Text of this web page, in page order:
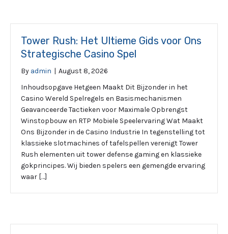
Tower Rush: Het Ultieme Gids voor Ons
Strategische Casino Spel
By admin | August 8, 2026
Inhoudsopgave Hetgeen Maakt Dit Bijzonder in het
Casino Wereld Spelregels en Basismechanismen
Geavanceerde Tactieken voor Maximale Opbrengst
Winstopbouw en RTP Mobiele Speelervaring Wat Maakt
Ons Bijzonder in de Casino Industrie In tegenstelling tot
klassieke slotmachines of tafelspellen verenigt Tower
Rush elementen uit tower defense gaming en klassieke
gokprincipes. Wij bieden spelers een gemengde ervaring
waar […]